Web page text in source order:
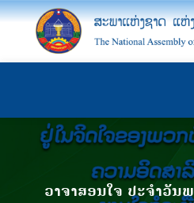
ວາຈາສອນໃຈ ປະຈຳວັນ